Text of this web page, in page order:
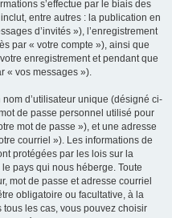
s’effectue par le biais des
entre autres : la publication en
d’invités »), l’enregistrement
par « votre compte »), ainsi que
enregistrement et pendant que
« vos messages »).
d’utilisateur unique (désigné ci-
de passe personnel utilisé pour
mot de passe »), et une adresse
courriel »). Les informations de
protégées par les lois sur la
pays qui nous héberge. Toute
mot de passe et adresse courriel
obligatoire ou facultative, à la
les cas, vous pouvez choisir